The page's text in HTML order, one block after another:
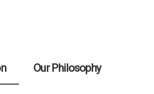
Our Philosophy